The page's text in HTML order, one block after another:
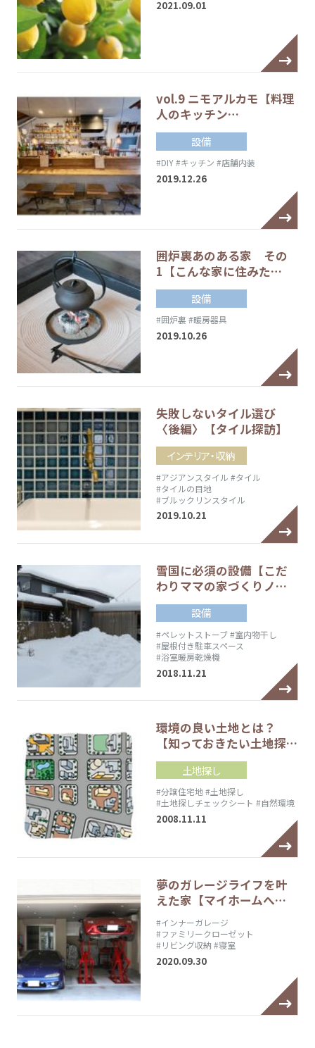
2021.09.01
vol.9 ニモアルカモ【料理
人のキッチン…
設備
#DIY#キッチン #店舗内装
2019.12.26
囲炉裏あのある家 その
1【こんな家に住みた…
設備
#囲炉裏 #暖房器具
2019.10.26
失敗しないタイル選び
〈後編〉【タイル探訪】
インテリア・収納
#アジアンスタイル #タイル
#タイルの目地
#ブルックリンスタイル
2019.10.21
雪国に必須の設備【こだ
わりママの家づくりノ…
設備
#ペレットストーブ#室内物干し
#屋根付き駐車スペース
#浴室暖房乾燥機
2018.11.21
環境の良い土地とは？
【知っておきたい土地探…
土地探し
#分譲住宅地#土地探し
#土地探しチェックシート #自然環境
2008.11.11
夢のガレージライフを叶
えた家【マイホームへ…
#インナーガレージ
#ファミリークローゼット
#リビング収納 #寝室
2020.09.30